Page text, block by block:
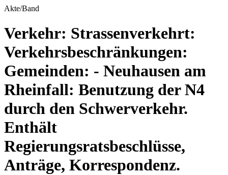
Akte/Band
Verkehr: Strassenverkehrt:
Verkehrsbeschränkungen:
Gemeinden: - Neuhausen am
Rheinfall: Benutzung der N4
durch den Schwerverkehr.
Enthält
Regierungsratsbeschlüsse,
Anträge, Korrespondenz.